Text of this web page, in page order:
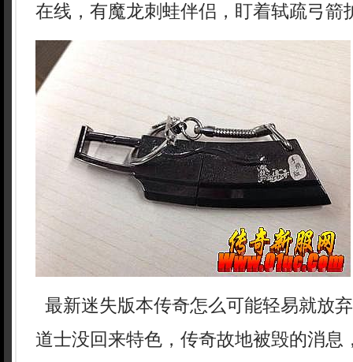
在线，有魔龙刺蛙伴侣，盯着轼疏弓箭
最新迷失版本传奇怎么可能轻易就放
道士没回来特色，传奇故地被毁的消息